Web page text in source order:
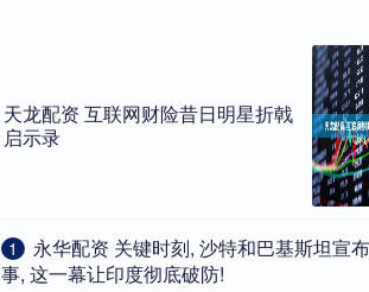
天龙配资 互联网财险昔日明星折戟
启示录
1
永华配资 关键时刻, 沙特和巴基斯坦宣
事, 这一幕让印度彻底破防!